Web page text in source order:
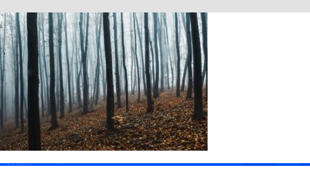
Skip
to
content